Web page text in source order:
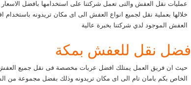
عمليات نقل العفش والتى تعمل شركتنا على استخدامها بافضل
خلالها بعملية نقل لجميع انواع العفش الى اى مكان تريدونه
العفش الموجود لدي شركتنا بخبرة عالية
افضل نقل للعفش بمكة
حيث ان فريق العمل يمتلك افضل عربات مخصصة فى نقل جميع العفش
الخاص بكم بامان تام الى اى مكان تريدونه وذلك بفضل مجموعة من